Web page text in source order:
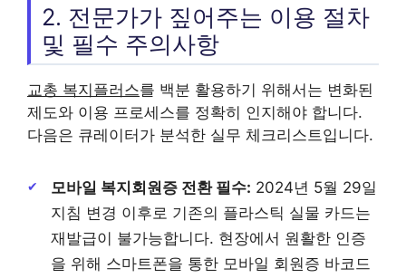
2. 전문가가 짚어주는 이용 절차
및 필수 주의사항
교총 복지플러스를 백분 활용하기 위해서는 변화된
제도와 이용 프로세스를 정확히 인지해야 합니다.
다음은 큐레이터가 분석한 실무 체크리스트입니다.
모바일 복지회원증 전환 필수: 2024년 5월 29일
지침 변경 이후로 기존의 플라스틱 실물 카드는
재발급이 불가능합니다. 현장에서 원활한 인증
을 위해 스마트폰을 통한 모바일 회원증 바코드